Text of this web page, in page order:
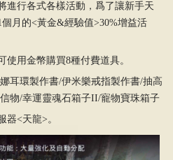
進行各式各樣活動，爲了讓新手天
月的<黃金&經驗值>30%增益活
使用金幣購買8種付費道具。
耳環製作書/伊米樂戒指製作書/抽高
物/幸運靈魂石箱子II/寵物寶珠箱子
器<天龍>。